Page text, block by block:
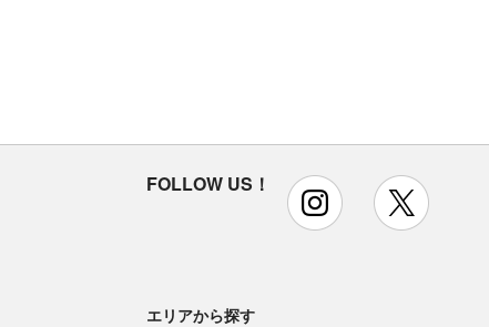
FOLLOW US！ instagram
エリアから探す